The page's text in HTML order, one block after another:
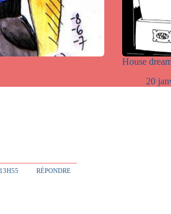
House
20
RÉPONDRE